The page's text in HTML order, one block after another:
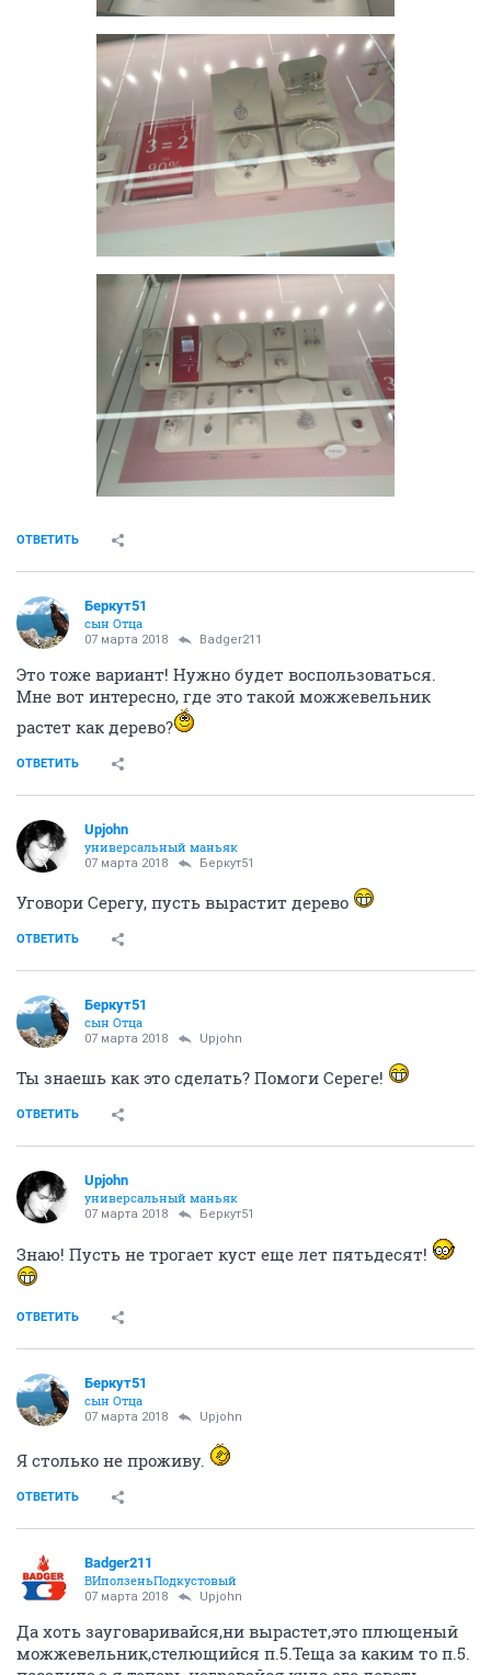
ОТВЕТИТЬ
Беркут51
сын Отца
07 марта 2018 Badger211
Это тоже вариант! Нужно будет воспользоваться.
Мне вот интересно, где это такой можжевельник
растет как дерево?
ОТВЕТИТЬ
Upjohn
универсальный маньяк
07 марта 2018 Беркут51
Уговори Серегу, пусть вырастит дерево
ОТВЕТИТЬ
Беркут51
сын Отца
07 марта 2018 Upjohn
Ты знаешь как это сделать? Помоги Сереге!
ОТВЕТИТЬ
Upjohn
универсальный маньяк
07 марта 2018 Беркут51
Знаю! Пусть не трогает куст еще лет пятьдесят!
ОТВЕТИТЬ
Беркут51
сын Отца
07 марта 2018 Upjohn
Я столько не проживу.
ОТВЕТИТЬ
Badger211
ВИползеньПодкустовый
07 марта 2018 Upjohn
Да хоть зауговаривайся,ни вырастет,это плющеный
можжевельник,стелющийся п.5.Теща за каким то п.5.